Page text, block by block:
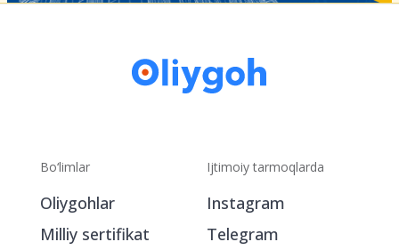
Bo‘limlar
Oliygohlar
Milliy sertifikat
Ijtimoiy tarmoqlarda
Instagram
Telegram